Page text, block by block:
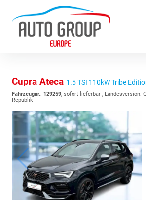
Cupra Ateca 1.5 TSI 110kW Tribe
Fahrzeugnr.: 129259, sofort lieferbar , Landesversion:
Republik